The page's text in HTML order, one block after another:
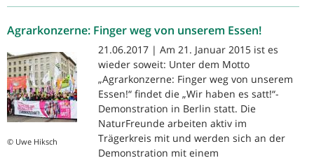
Agrarkonzerne: Finger weg von unserem Essen!
© Uwe Hiksch
21.06.2017 | Am 21. Januar 2015 ist es
wieder soweit: Unter dem Motto
„Agrarkonzerne: Finger weg von unserem
Essen!“ findet die „Wir haben es satt!“-
Demonstration in Berlin statt. Die
NaturFreunde arbeiten aktiv im
Trägerkreis mit und werden sich an der
Demonstration mit einem